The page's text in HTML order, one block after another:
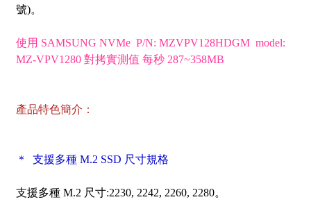
號)。
使用 SAMSUNG NVMe P/N: MZVPV128HDGM model:
MZ-VPV1280 對拷實測值 每秒 287~358MB
產品特色簡介：
＊ 支援多種 M.2 SSD 尺寸規格
支援多種 M.2 尺寸:2230, 2242, 2260, 2280。